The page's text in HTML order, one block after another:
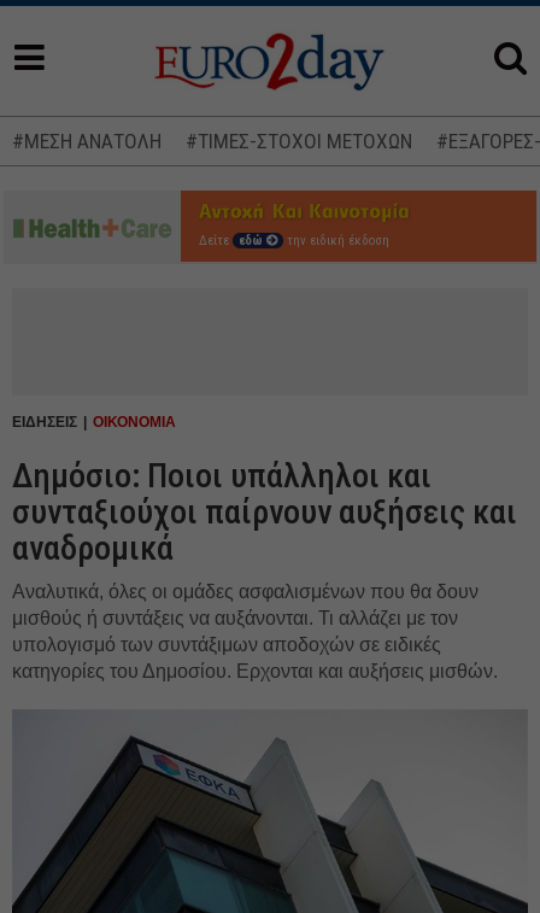
#ΜΕΣΗ ΑΝΑΤΟΛΗ #ΤΙΜΕΣ-ΣΤΟΧΟΙ ΜΕΤΟΧΩΝ
Δείτε εδώ την ειδική έκδοση
ΕΙΔΗΣΕΙΣ ΟΙΚΟΝΟΜΙΑ
Δημόσιο: Ποιοι υπάλληλοι και
συνταξιούχοι παίρνουν αυξήσεις και
αναδρομικά
Αναλυτικά, όλες οι ομάδες ασφαλισμένων που θα δουν
μισθούς ή συντάξεις να αυξάνονται. Τι αλλάζει με τον
υπολογισμό των συντάξιμων αποδοχών σε ειδικές
κατηγορίες του Δημοσίου. Ερχονται και αυξήσεις μισθών.